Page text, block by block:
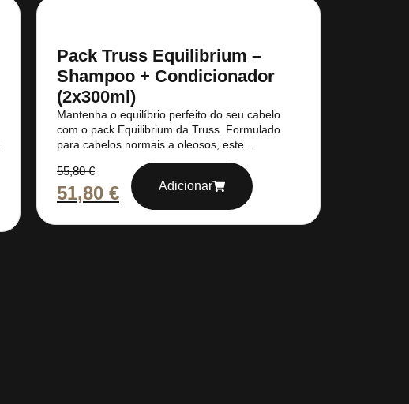
Pack Truss Equilibrium –
Shampoo + Condicionador
(2x300ml)
Mantenha o equilíbrio perfeito do seu cabelo
com o pack Equilibrium da Truss. Formulado
para cabelos normais a oleosos, este...
55,80€
51,80 € Adicionar